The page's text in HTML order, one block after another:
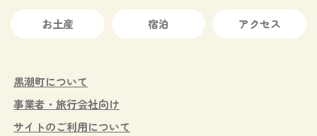
お土産 宿泊 アクセス
黒潮町について
事業者・旅行会社向け
サイトのご利用について